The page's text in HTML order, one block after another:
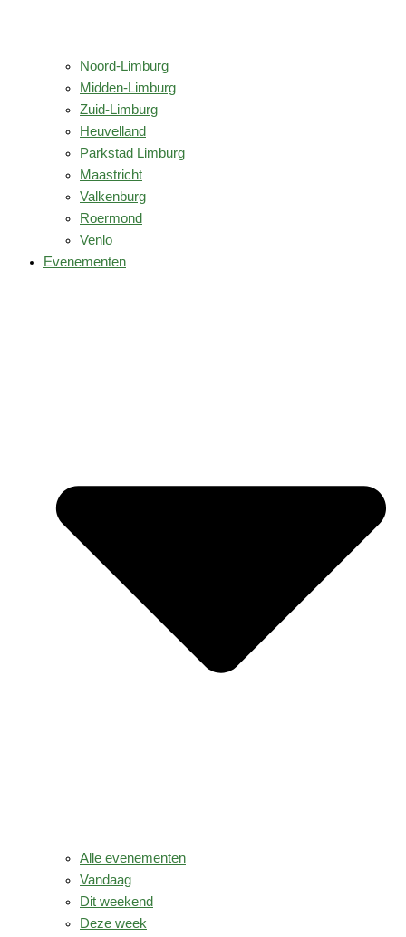
Noord-Limburg
Midden-Limburg
Zuid-Limburg
Heuvelland
Parkstad Limburg
Maastricht
Valkenburg
Roermond
Venlo
Evenementen
Alle evenementen
Vandaag
Dit weekend
Deze week